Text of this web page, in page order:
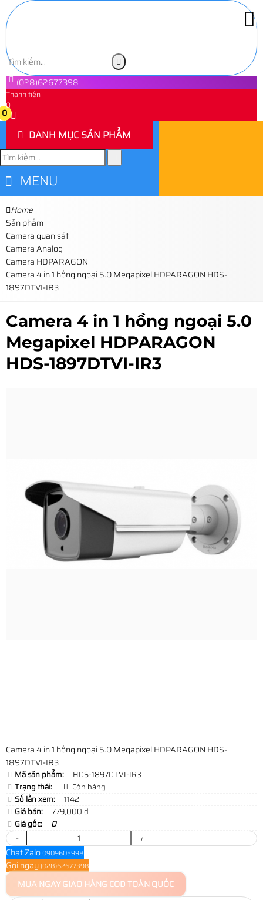
(028)62677398
Thành tiền
0
0
DANH MỤC SẢN PHẨM
MENU
Home
Sản phẩm
Camera quan sát
Camera Analog
Camera HDPARAGON
Camera 4 in 1 hồng ngoại 5.0 Megapixel HDPARAGON HDS-
1897DTVI-IR3
Camera 4 in 1 hồng ngoại 5.0
Megapixel HDPARAGON
HDS-1897DTVI-IR3
Camera 4 in 1 hồng ngoại 5.0 Megapixel HDPARAGON HDS-
1897DTVI-IR3
Mã sản phẩm:
HDS-1897DTVI-IR3
Trạng thái:
Còn hàng
Số lần xem:
1142
Giá bán:
779,000 đ
Giá gốc:
0
-
+
Chat Zalo 0909605998
Gọi ngay (028)62677398
MUA NGAYGIAO HÀNG COD TOÀN QUỐC